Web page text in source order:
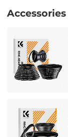
Accessories